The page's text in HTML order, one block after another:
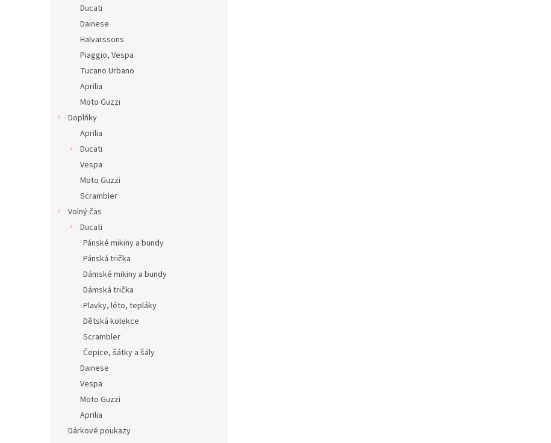
Ducati
Dainese
Halvarssons
Piaggio, Vespa
Tucano Urbano
Aprilia
Moto Guzzi
Doplňky
Aprilia
Ducati
Vespa
Moto Guzzi
Scrambler
Volný čas
Ducati
Pánské mikiny a bundy
Pánská trička
Dámské mikiny a bundy
Dámská trička
Plavky, léto, tepláky
Dětská kolekce
Scrambler
Čepice, šátky a šály
Dainese
Vespa
Moto Guzzi
Aprilia
Dárkové poukazy